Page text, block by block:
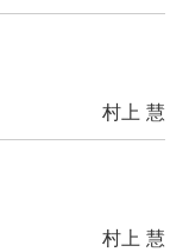
村上 慧
村上 慧